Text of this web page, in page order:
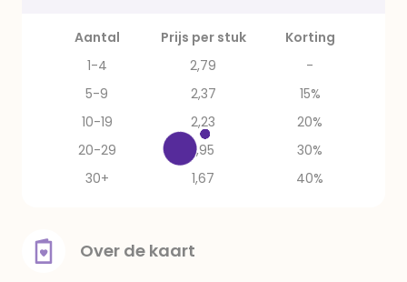
Aantal Prijs per stuk
Korting
1-4
2,79
-
5-9
2,37
15%
10-19
2,23
20%
20-29
1,95
30%
30+
1,67 40%
Over de kaart